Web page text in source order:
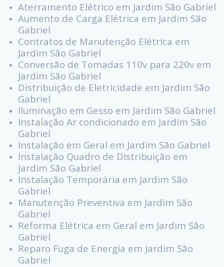
Aterramento Elétrico em Jardim São Gabriel
Aumento de Carga Elétrica em Jardim São
Gabriel
Contratos de Manutenção Elétrica em
Jardim São Gabriel
Conversão de Tomadas 110v para 220v em
Jardim São Gabriel
Distribuição de Eletricidade em Jardim São
Gabriel
Iluminação em Gesso em Jardim São Gabriel
Instalação Ar condicionado em Jardim São
Gabriel
Instalação em Geral em Jardim São Gabriel
Instalação Quadro de Distribuição em
Jardim São Gabriel
Instalação Temporária em Jardim São
Gabriel
Manutenção Preventiva em Jardim São
Gabriel
Reforma Elétrica em Geral em Jardim São
Gabriel
Reparo Fuga de Energia em Jardim São
Gabriel